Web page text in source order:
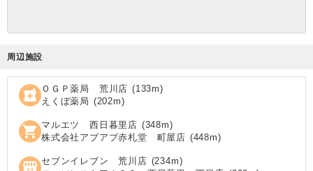
周辺施設
local_pharmacy ＯＧＰ薬局 荒川店 (133m)
えくぼ薬局 (202m)
shopping_cart マルエツ 西日暮里店 (348m)
株式会社アブアブ赤札堂 町屋店 (448m)
local_convenience_store セブンイレブン 荒川店 (234m)